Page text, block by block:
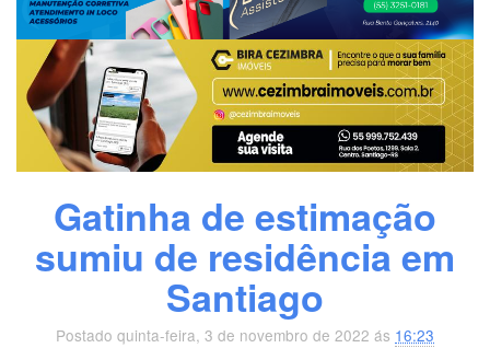
Gatinha de estimação
sumiu de residência em
Santiago
Postado quinta-feira, 3 de novembro de 2022 ás 16:23